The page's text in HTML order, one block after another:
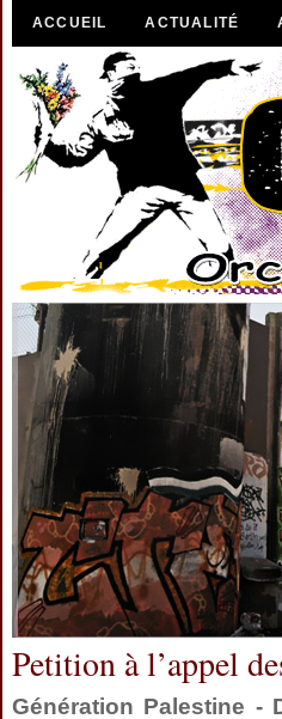
ACCUEIL ACTUALITÉ
Petition à l’appel
Génération Palestine -